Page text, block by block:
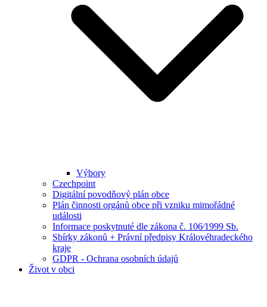
Výbory
Czechpoint
Digitální povodňový plán obce
Plán činnosti orgánů obce při vzniku mimořádné
události
Informace poskytnuté dle zákona č. 106⁄1999 Sb.
Sbírky zákonů + Právní předpisy Královéhradeckého
kraje
GDPR - Ochrana osobních údajů
Život v obci